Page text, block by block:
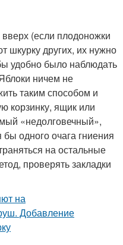
(если плодоножки
шкурку других, их нужно
удобно было наблюдать
ничем не
таким способом и
корзинку, ящик или
«недолговечный»,
одного очага гниения
на остальные
проверять закладки